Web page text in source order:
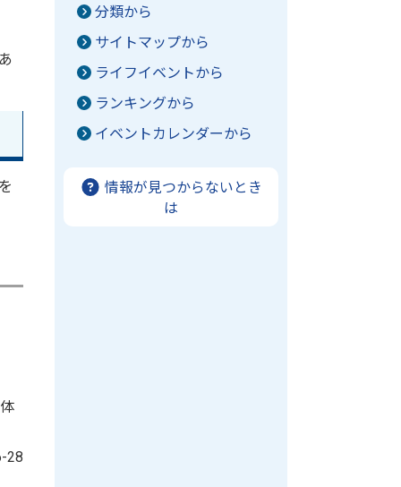
28
分類から
サイトマップから
ライフイベントから
ランキングから
イベントカレンダーから
情報が見つからないとき
は